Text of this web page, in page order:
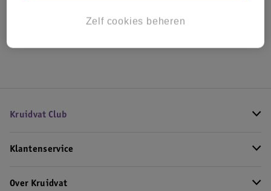
Kruidvat Club
Klantenservice
Over Kruidvat
Zelf cookies beheren